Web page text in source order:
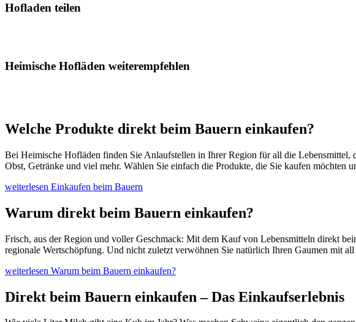
Hofladen teilen
Heimische Hofläden weiterempfehlen
Welche Produkte direkt beim Bauern einkaufen?
Bei Heimische Hofläden finden Sie Anlaufstellen in Ihrer Region für all die
Obst, Getränke und viel mehr. Wählen Sie einfach die Produkte, die Sie kaufen möchten
weiterlesen Einkaufen beim Bauern
Warum direkt beim Bauern einkaufen?
Frisch, aus der Region und voller Geschmack: Mit dem Kauf von Lebensmitteln direkt
regionale Wertschöpfung. Und nicht zuletzt verwöhnen Sie natürlich Ihren Gaumen mit
weiterlesen Warum beim Bauern einkaufen?
Direkt beim Bauern einkaufen – Das Einkaufserlebnis